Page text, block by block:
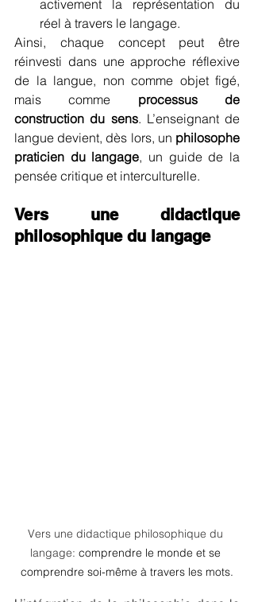
activement la représentation du
réel à travers le langage.
Ainsi, chaque concept peut être
réinvesti dans une approche réflexive
de la langue, non comme objet figé,
mais comme processus de
construction du sens. L’enseignant de
langue devient, dès lors, un philosophe
praticien du langage, un guide de la
pensée critique et interculturelle.
Vers une didactique
philosophique du langage
Vers une didactique philosophique du
langage: comprendre le monde et se
comprendre soi-même à travers les mots.